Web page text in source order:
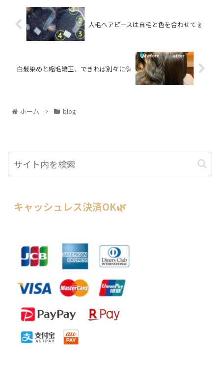
人毛ヘアピースは自毛と色を合わせて☝️
白髪染めと縮毛矯正、できれば別々に💦
ホーム blog
キャッシュレス決済OK🌿